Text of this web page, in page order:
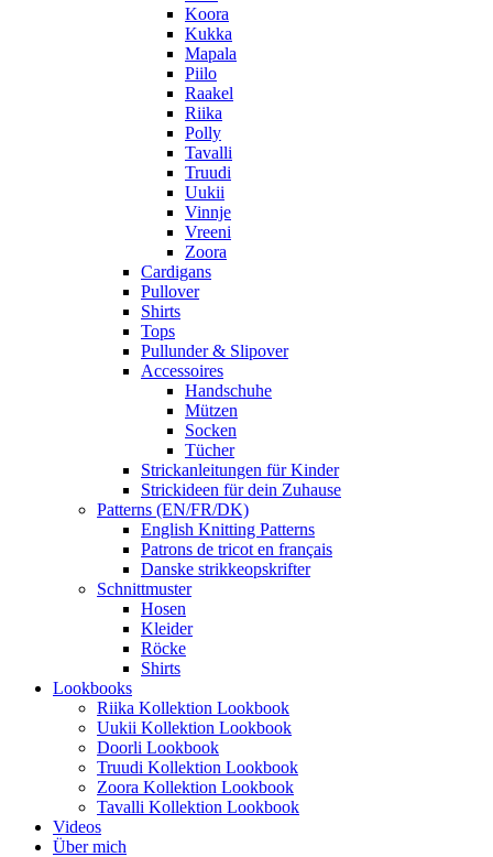
Koora
Kukka
Mapala
Piilo
Raakel
Riika
Polly
Tavalli
Truudi
Uukii
Vinnje
Vreeni
Zoora
Cardigans
Pullover
Shirts
Tops
Pullunder & Slipover
Accessoires
Handschuhe
Mützen
Socken
Tücher
Strickanleitungen für Kinder
Strickideen für dein Zuhause
Patterns (EN/FR/DK)
English Knitting Patterns
Patrons de tricot en français
Danske strikkeopskrifter
Schnittmuster
Hosen
Kleider
Röcke
Shirts
Lookbooks
Riika Kollektion Lookbook
Uukii Kollektion Lookbook
Doorli Lookbook
Truudi Kollektion Lookbook
Zoora Kollektion Lookbook
Tavalli Kollektion Lookbook
Videos
Über mich